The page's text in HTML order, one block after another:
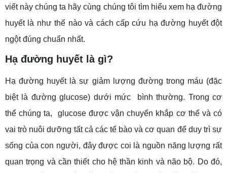
viết này chúng ta hãy cùng chúng tôi tìm hiểu xem hạ đường
huyết là như thế nào và cách cấp cứu hạ đường huyết đột
ngột đúng chuẩn nhất.
Hạ đường huyết là gì?
Hạ đường huyết là sự giảm lượng đường trong máu (đặc
biệt là đường glucose) dưới mức bình thường. Trong cơ
thể chúng ta, glucose được vận chuyển khắp cơ thể và có
vai trò nuôi dưỡng tất cả các tế bào và cơ quan để duy trì sự
sống của con người, đây được coi là nguồn năng lượng rất
quan trọng và cần thiết cho hệ thần kinh và não bộ. Do đó,